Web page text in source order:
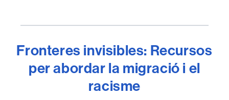
Fronteres invisibles: Recursos
per abordar la migració i el
racisme